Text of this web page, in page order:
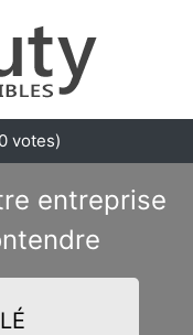
votes)
entreprise